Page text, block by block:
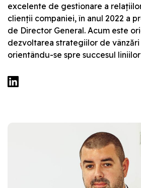
excelente de gestionare a
clienții companiei, în anul 2022 a
de Director General. Acum este
dezvoltarea strategiilor de
orientându-se spre succesul